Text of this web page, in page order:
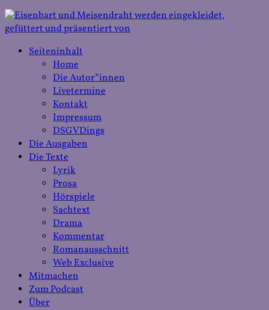
Seiteninhalt
Home
Die Autor*innen
Livetermine
Kontakt
Impressum
DSGVDings
Die Ausgaben
Die Texte
Lyrik
Prosa
Hörspiele
Sachtext
Drama
Kommentar
Romanausschnitt
Web Exclusive
Mitmachen
Zum Podcast
Über